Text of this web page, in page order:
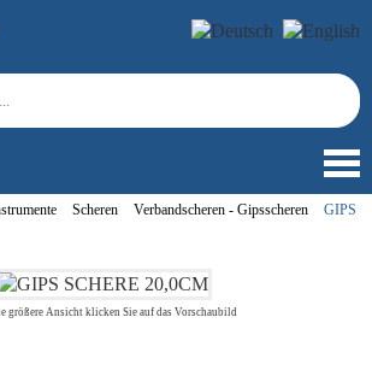
Scheren Verbandscheren - Gipsscheren
GIPS
größere Ansicht klicken Sie auf das Vorschaubild